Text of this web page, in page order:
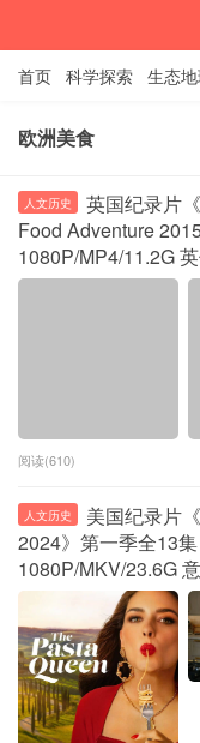
首页 科学探索 生态
经典纪录
欧洲美食
人文历史
英国纪录片
Food Adventure
1080P/MP4/11.2G
阅读(610)
人文历史
美国纪录片
2024》第一季全13
1080P/MKV/23.6G